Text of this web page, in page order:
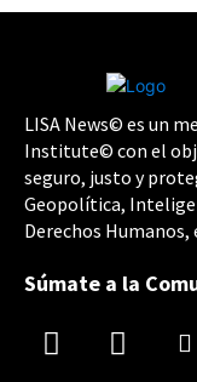
LISA News© es un
Institute© con el
seguro, justo y
Geopolítica,
Derechos
Súmate a la